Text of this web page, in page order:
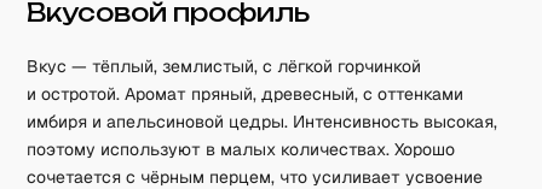
Вкусовой профиль
Вкус — тёплый, землистый, с лёгкой горчинкой
и остротой. Аромат пряный, древесный, с оттенками
имбиря и апельсиновой цедры. Интенсивность высокая,
поэтому используют в малых количествах. Хорошо
сочетается с чёрным перцем, что усиливает усвоение